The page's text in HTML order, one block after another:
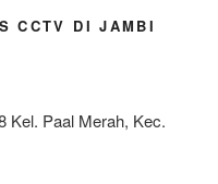
CCTV DI JAMBI
Kel. Paal Merah, Kec.